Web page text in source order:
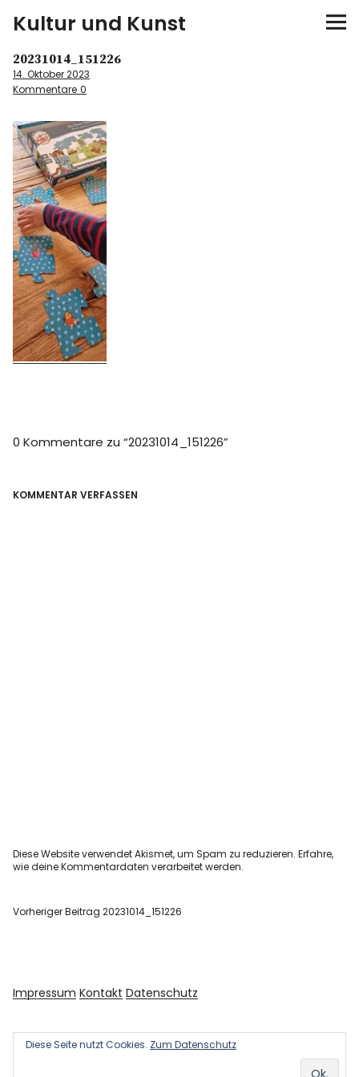
Kultur und Kunst
kultur & kunst
Spiele
Konzerte
Museen bei…
Bloggerreisen
Über mich
20231014_151226
14. Oktober 2023
Kommentare 0
0 Kommentare zu “20231014_151226”
KOMMENTAR VERFASSEN
Diese Website verwendet Akismet, um Spam zu reduzieren.Erfahre,
wie deine Kommentardaten verarbeitet werden.
Vorheriger Beitrag 20231014_151226
Impressum Kontakt Datenschutz
Diese Seite nutzt Cookies. Zum Datenschutz